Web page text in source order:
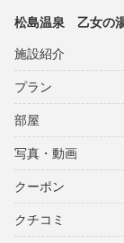
松島温泉 乙女の
施設紹介
プラン
部屋
写真・動画
クーポン
クチコミ